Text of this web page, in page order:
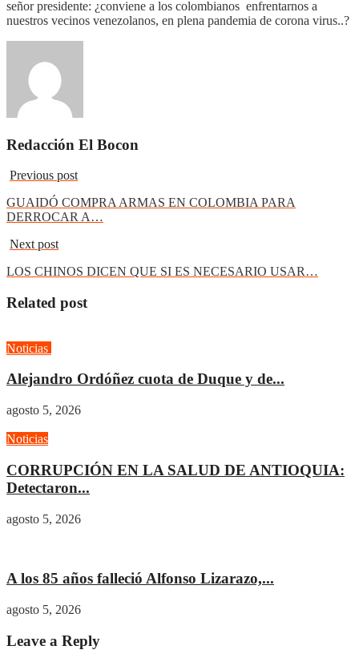
señor presidente: ¿conviene a los colombianos enfrentarnos a
nuestros vecinos venezolanos, en plena pandemia de corona virus..?
Redacción El Bocon
Previous post
GUAIDÓ COMPRA ARMAS EN COLOMBIA PARA
DERROCAR A…
Next post
LOS CHINOS DICEN QUE SI ES NECESARIO USAR…
Related post
Noticias
Alejandro Ordóñez cuota de Duque y de...
agosto 5, 2026
Noticias
CORRUPCIÓN EN LA SALUD DE ANTIOQUIA:
Detectaron...
agosto 5, 2026
A los 85 años falleció Alfonso Lizarazo,...
agosto 5, 2026
Leave a Reply